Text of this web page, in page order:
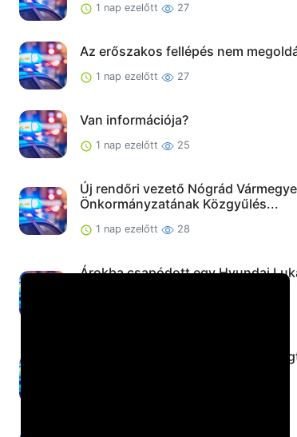
1 nap ezelőtt 27
Az erőszakos fellépés nem
1 nap ezelőtt 27
Van információja?
1 nap ezelőtt 25
Új rendőri vezető Nógrád Vármegye
Önkormányzatának Közgyűlés...
1 nap ezelőtt 28
Árokba csapódott egy Hyundai
Eltakarította a telefonokat, de